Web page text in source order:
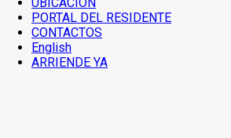
PORTAL DEL RESIDENTE
CONTACTOS
English
ARRIENDE YA